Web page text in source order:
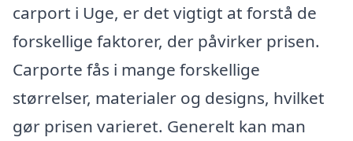
carport i Uge, er det vigtigt at forstå de
forskellige faktorer, der påvirker prisen.
Carporte fås i mange forskellige
størrelser, materialer og designs, hvilket
gør prisen varieret. Generelt kan man